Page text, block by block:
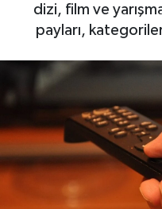
dizi, film ve
payları,